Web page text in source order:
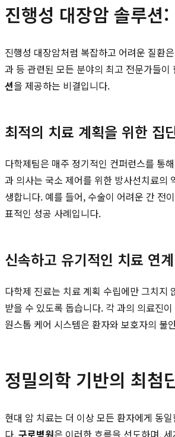
진행성 대장암 솔루션
진행성 대장암처럼 복잡하고 어려운 질환
과 등 관련된 모든 분야의 최고 전문가들
션을 제공하는 비결입니다.
최적의 치료 계획을 위한 집
다학제팀은 매주 정기적인 컨퍼런스를 통
과 의사는 국소 제어를 위한 방사선치료의
생합니다. 예를 들어, 수술이 어려운 간 전
표적인 성공 사례입니다.
신속하고 유기적인 치료 연계
다학제 진료는 치료 계획 수립에만 그치지
받을 수 있도록 돕습니다. 각 과의 의료진
원스톱 케어 시스템은 환자와 보호자의 불
정밀의학 기반의 최첨
현대 암 치료는 더 이상 모든 환자에게 동
다. 구로병원은 이러한 흐름을 선도하며,